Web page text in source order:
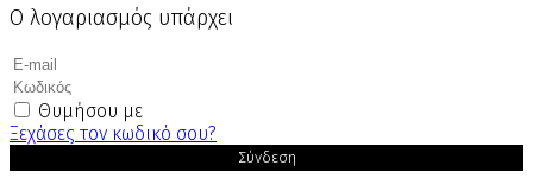
Ο λογαριασμός υπάρχει
Θυμήσου με
Ξεχάσες τον κωδικό σου?
Σύνδεση